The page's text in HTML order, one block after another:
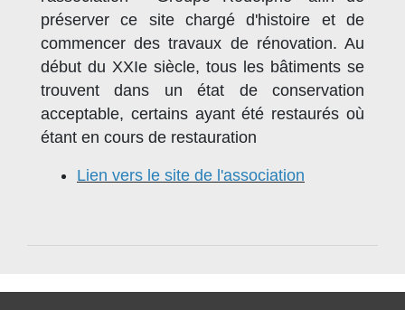
préserver ce site chargé d'histoire et de
commencer des travaux de rénovation. Au
début du XXIe siècle, tous les bâtiments se
trouvent dans un état de conservation
acceptable, certains ayant été restaurés où
étant en cours de restauration
Lien vers le site de l'association